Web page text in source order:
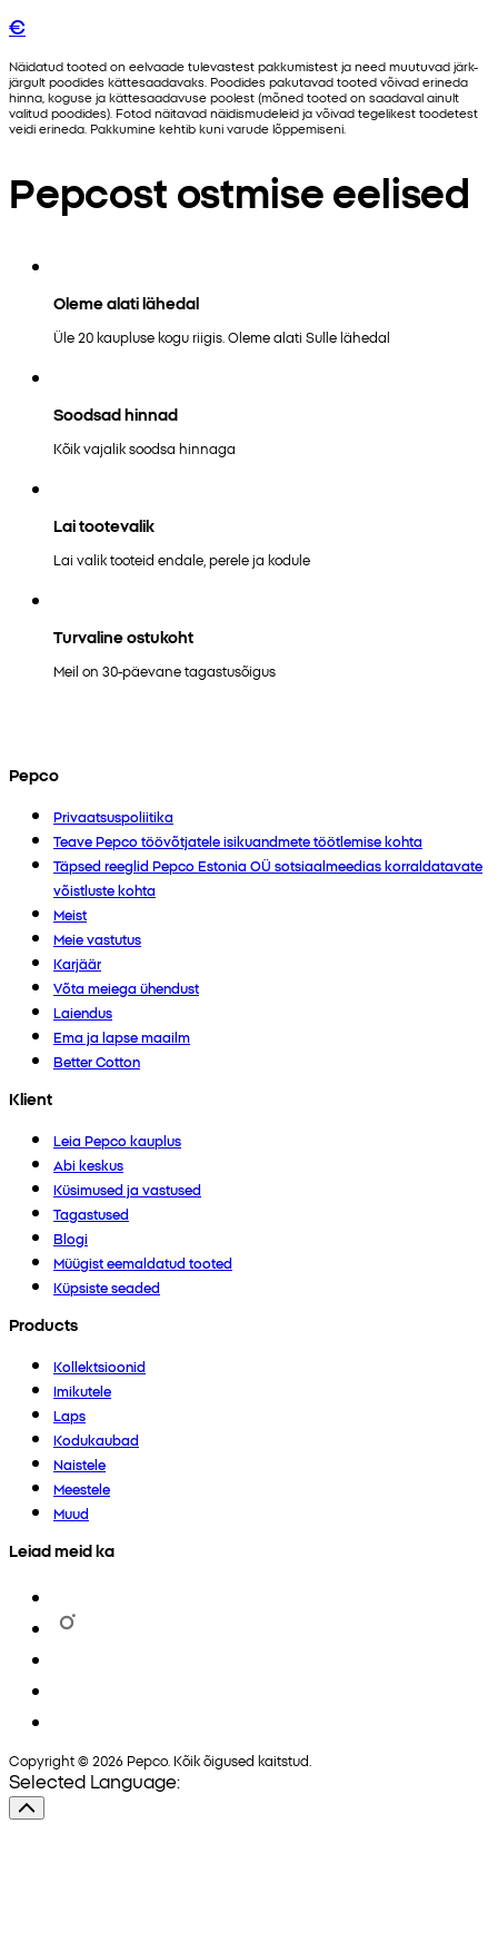
€
Näidatud tooted on eelvaade tulevastest pakkumistest ja need muutuvad järk-
järgult poodides kättesaadavaks. Poodides pakutavad tooted võivad erineda
hinna, koguse ja kättesaadavuse poolest (mõned tooted on saadaval ainult
valitud poodides). Fotod näitavad näidismudeleid ja võivad tegelikest toodetest
veidi erineda. Pakkumine kehtib kuni varude lõppemiseni.
Pepcost ostmise eelised
Oleme alati lähedal
Üle 20 kaupluse kogu riigis. Oleme alati Sulle lähedal
Soodsad hinnad
Kõik vajalik soodsa hinnaga
Lai tootevalik
Lai valik tooteid endale, perele ja kodule
Turvaline ostukoht
Meil on 30-päevane tagastusõigus
Pepco
Privaatsuspoliitika
Teave Pepco töövõtjatele isikuandmete töötlemise kohta
Täpsed reeglid Pepco Estonia OÜ sotsiaalmeedias korraldatavate
võistluste kohta
Meist
Meie vastutus
Karjäär
Võta meiega ühendust
Laiendus
Ema ja lapse maailm
Better Cotton
Klient
Leia Pepco kauplus
Abi keskus
Küsimused ja vastused
Tagastused
Blogi
Müügist eemaldatud tooted
Küpsiste seaded
Products
Kollektsioonid
Imikutele
Laps
Kodukaubad
Naistele
Meestele
Muud
Leiad meid ka
Copyright © 2026 Pepco. Kõik õigused kaitstud.
Selected Language: